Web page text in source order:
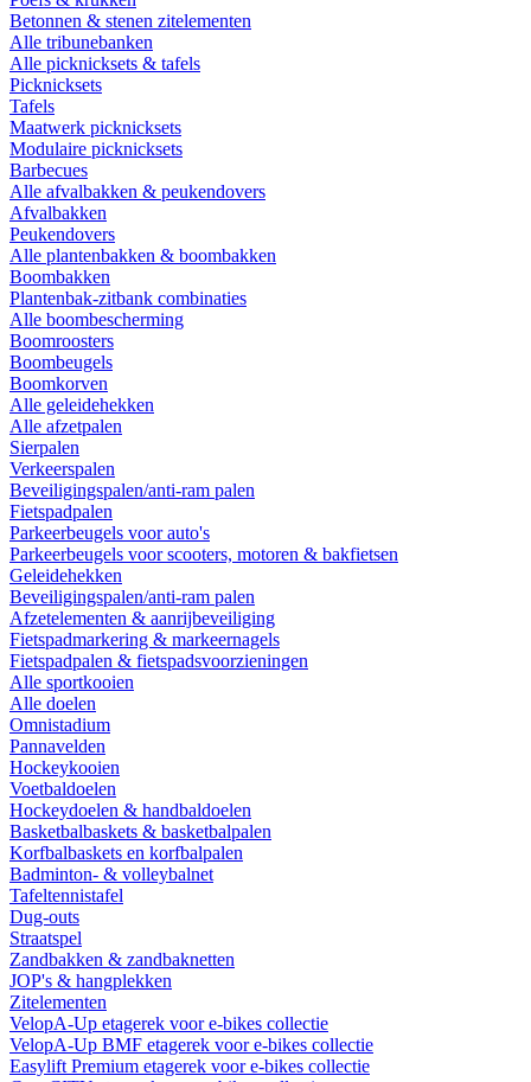
Betonnen & stenen zitelementen
Alle tribunebanken
Alle picknicksets & tafels
Picknicksets
Tafels
Maatwerk picknicksets
Modulaire picknicksets
Barbecues
Alle afvalbakken & peukendovers
Afvalbakken
Peukendovers
Alle plantenbakken & boombakken
Boombakken
Plantenbak-zitbank combinaties
Alle boombescherming
Boomroosters
Boombeugels
Boomkorven
Alle geleidehekken
Alle afzetpalen
Sierpalen
Verkeerspalen
Beveiligingspalen/anti-ram palen
Fietspadpalen
Parkeerbeugels voor auto's
Parkeerbeugels voor scooters, motoren & bakfietsen
Geleidehekken
Beveiligingspalen/anti-ram palen
Afzetelementen & aanrijbeveiliging
Fietspadmarkering & markeernagels
Fietspadpalen & fietspadsvoorzieningen
Alle sportkooien
Alle doelen
Omnistadium
Pannavelden
Hockeykooien
Voetbaldoelen
Hockeydoelen & handbaldoelen
Basketbalbaskets & basketbalpalen
Korfbalbaskets en korfbalpalen
Badminton- & volleybalnet
Tafeltennistafel
Dug-outs
Straatspel
Zandbakken & zandbaknetten
JOP's & hangplekken
Zitelementen
VelopA-Up etagerek voor e-bikes collectie
VelopA-Up BMF etagerek voor e-bikes collectie
Easylift Premium etagerek voor e-bikes collectie